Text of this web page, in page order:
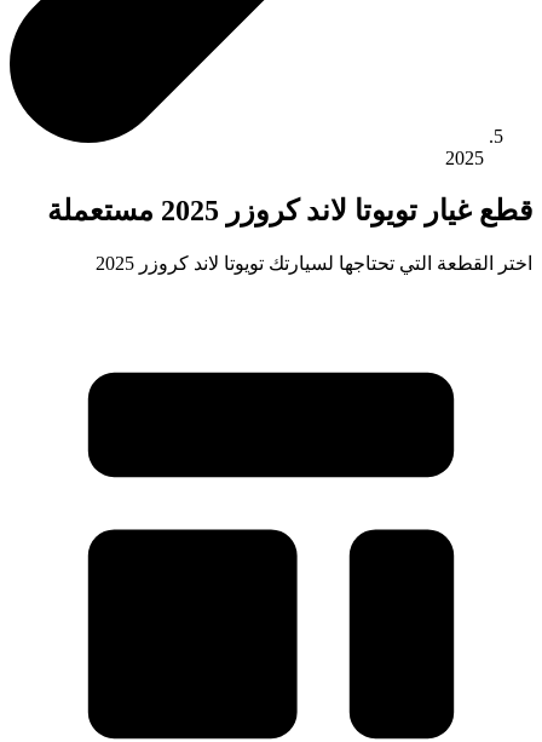
2025
قطع غيار تويوتا لاند كروزر 2025 مستعملة
اختر القطعة التي تحتاجها لسيارتك تويوتا لاند كروزر 2025